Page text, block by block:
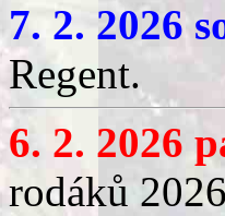
7. 2. 2026
Regent.
6. 2. 2026
rodáků